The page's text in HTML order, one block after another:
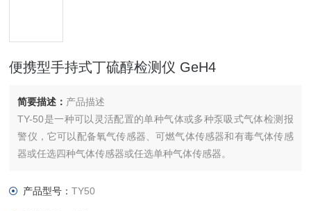
便携型手持式丁硫醇检测仪 GeH4
简要描述： 产品描述
TY-50是一种可以灵活配置的单种气体或多种泵吸式气体检测报
警仪，它可以配备氧气传感器、可燃气体传感器和有毒气体传感
器或任选四种气体传感器或任选单种气体传感器。
泵，保证在非常不利的工作环境下也可以检测危险气体并及时提
产品型号：TY50